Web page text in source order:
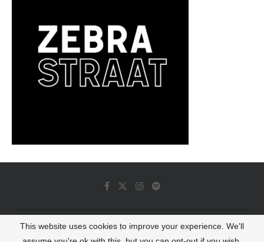
© 2022 - Luminous Dash All Rights Reserved
This website uses cookies to improve your experience. We'll